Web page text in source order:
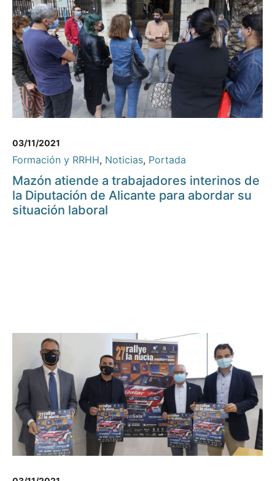
03/11/2021
Formación y RRHH, Noticias, Portada
Mazón atiende a trabajadores interinos de
la Diputación de Alicante para abordar su
situación laboral